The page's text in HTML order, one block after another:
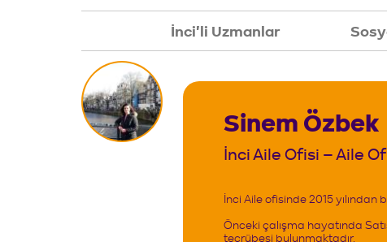
İnci'li Uzmanlar
Sinem Özbek
İnci Aile Ofisi – Aile
İnci Aile ofisinde 2015
Önceki çalışma hayatında
tecrübesi bulunmaktadır.